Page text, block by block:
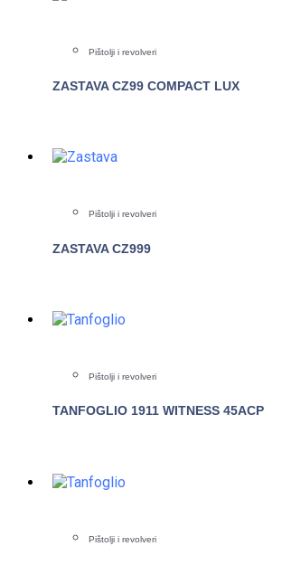
Pištolji i revolveri
ZASTAVA CZ99 COMPACT LUX
Pištolji i revolveri
ZASTAVA CZ999
Pištolji i revolveri
TANFOGLIO 1911 WITNESS 45ACP
Pištolji i revolveri